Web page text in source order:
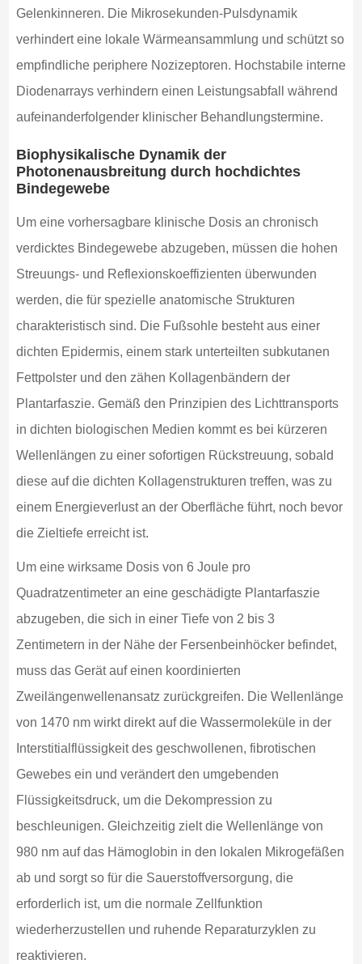
Gelenkinneren. Die Mikrosekunden-Pulsdynamik
verhindert eine lokale Wärmeansammlung und schützt so
empfindliche periphere Nozizeptoren. Hochstabile interne
Diodenarrays verhindern einen Leistungsabfall während
aufeinanderfolgender klinischer Behandlungstermine.
Biophysikalische Dynamik der
Photonenausbreitung durch hochdichtes
Bindegewebe
Um eine vorhersagbare klinische Dosis an chronisch
verdicktes Bindegewebe abzugeben, müssen die hohen
Streuungs- und Reflexionskoeffizienten überwunden
werden, die für spezielle anatomische Strukturen
charakteristisch sind. Die Fußsohle besteht aus einer
dichten Epidermis, einem stark unterteilten subkutanen
Fettpolster und den zähen Kollagenbändern der
Plantarfaszie. Gemäß den Prinzipien des Lichttransports
in dichten biologischen Medien kommt es bei kürzeren
Wellenlängen zu einer sofortigen Rückstreuung, sobald
diese auf die dichten Kollagenstrukturen treffen, was zu
einem Energieverlust an der Oberfläche führt, noch bevor
die Zieltiefe erreicht ist.
Um eine wirksame Dosis von 6 Joule pro
Quadratzentimeter an eine geschädigte Plantarfaszie
abzugeben, die sich in einer Tiefe von 2 bis 3
Zentimetern in der Nähe der Fersenbeinhöcker befindet,
muss das Gerät auf einen koordinierten
Zweilängenwellenansatz zurückgreifen. Die Wellenlänge
von 1470 nm wirkt direkt auf die Wassermoleküle in der
Interstitialflüssigkeit des geschwollenen, fibrotischen
Gewebes ein und verändert den umgebenden
Flüssigkeitsdruck, um die Dekompression zu
beschleunigen. Gleichzeitig zielt die Wellenlänge von
980 nm auf das Hämoglobin in den lokalen Mikrogefäßen
ab und sorgt so für die Sauerstoffversorgung, die
erforderlich ist, um die normale Zellfunktion
wiederherzustellen und ruhende Reparaturzyklen zu
reaktivieren.